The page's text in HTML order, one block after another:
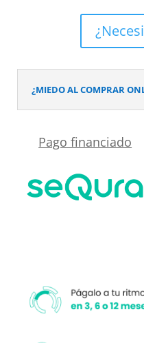
frontal
con
sensor
¿MIEDO AL COMPRAR
Pago financiado